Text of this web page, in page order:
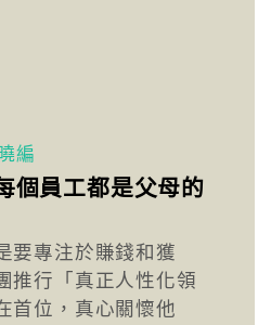
編
個員工都是父母的
要專注於賺錢和獲
推行「真正人性化領
首位，真心關懷他